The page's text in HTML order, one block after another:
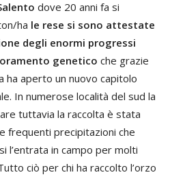
dove 20 anni fa si
ha le rese si sono attestate
degli enormi progressi
genetico che grazie
ha aperto un nuovo capitolo
In numerose località del sud la
tuttavia la raccolta è stata
frequenti precipitazioni che
l’entrata in campo per molti
ciò per chi ha raccolto l’orzo